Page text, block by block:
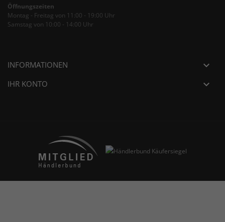
Öffnungszeiten
Montag - Freitag von 11:00 - 19:00 Uhr
Samstag von 10:00 - 14:00 Uhr
INFORMATIONEN 
IHR KONTO 